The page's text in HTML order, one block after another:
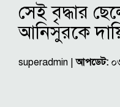
সেই বৃদ্ধার
আনিসুরকে
superadmin |আপডেট: